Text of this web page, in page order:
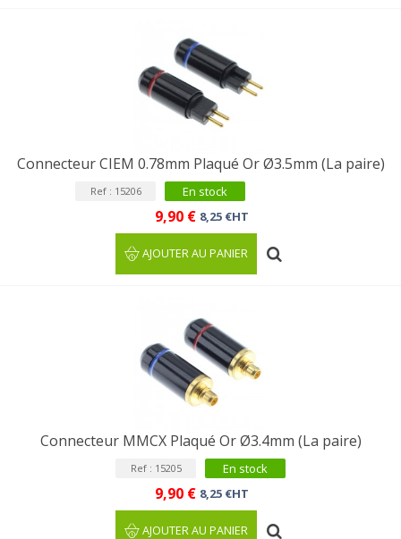
Connecteur CIEM 0.78mm Plaqué Or Ø3.5mm (La paire)
Ref : 15206 En stock
9,90 € 8,25 €HT
AJOUTER AU PANIER
Connecteur MMCX Plaqué Or Ø3.4mm (La paire)
Ref : 15205 En stock
9,90 € 8,25 €HT
AJOUTER AU PANIER